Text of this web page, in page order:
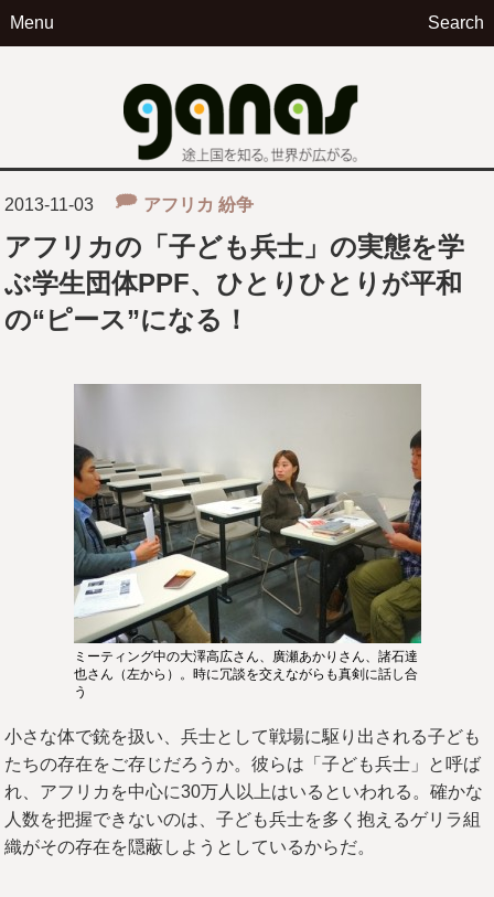
Menu Search
2013-11-03 アフリカ 紛争
アフリカの「子ども兵士」の実態を学
ぶ学生団体PPF、ひとりひとりが平和
の“ピース”になる！
ミーティング中の大澤高広さん、廣瀬あかりさん、諸石達
也さん（左から）。時に冗談を交えながらも真剣に話し合
う
小さな体で銃を扱い、兵士として戦場に駆り出される子ども
たちの存在をご存じだろうか。彼らは「子ども兵士」と呼ば
れ、アフリカを中心に30万人以上はいるといわれる。確かな
人数を把握できないのは、子ども兵士を多く抱えるゲリラ組
織がその存在を隠蔽しようとしているからだ。